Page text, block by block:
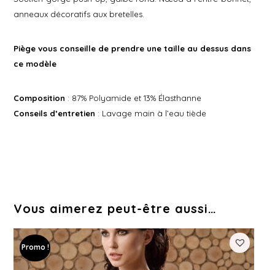
anneaux décoratifs aux bretelles.
Piège vous conseille de prendre une taille au dessus dans
ce modèle
Composition : 87% Polyamide et 13% Élasthanne
Conseils d’entretien : Lavage main à l’eau tiède
Vous aimerez peut-être aussi…
Promo !